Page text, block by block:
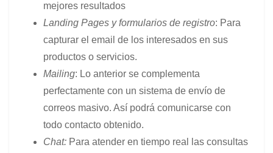
mejores resultados
Landing Pages y formularios de registro: Para
capturar el email de los interesados en sus
productos o servicios.
Mailing: Lo anterior se complementa
perfectamente con un sistema de envío de
correos masivo. Así podrá comunicarse con
todo contacto obtenido.
Chat: Para atender en tiempo real las consultas